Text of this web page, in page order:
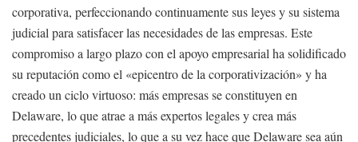
corporativa, perfeccionando continuamente sus leyes y su sistema
judicial para satisfacer las necesidades de las empresas. Este
compromiso a largo plazo con el apoyo empresarial ha solidificado
su reputación como el «epicentro de la corporativización» y ha
creado un ciclo virtuoso: más empresas se constituyen en
Delaware, lo que atrae a más expertos legales y crea más
precedentes judiciales, lo que a su vez hace que Delaware sea aún